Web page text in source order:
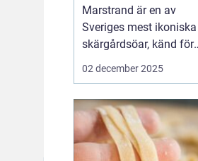
Marstrand är en av
Sveriges mest ikoniska
skärgårdsöar, känd för
sin rika historia,
i närheten av Göteborg,
erbjuder Marstrand en
perfekt tillflykts...
02 december 2025